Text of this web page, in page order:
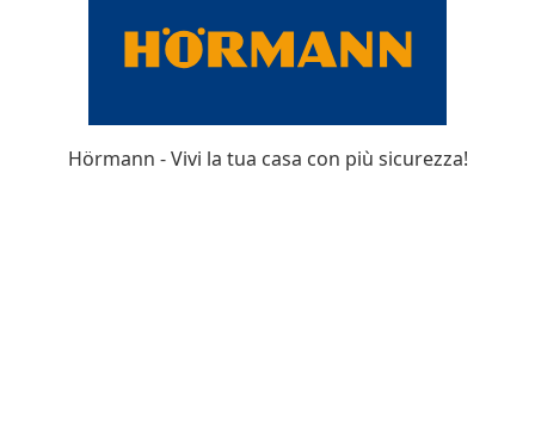
Hörmann - Vivi la tua casa con più sicurezza!